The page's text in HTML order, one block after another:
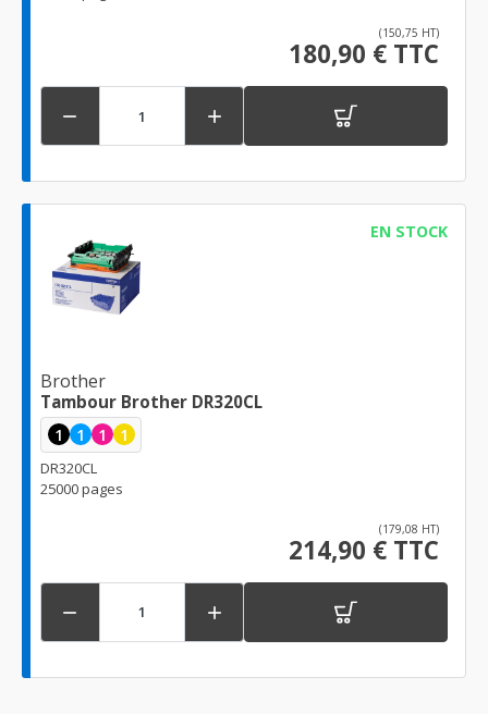
(150,75 HT)
180,90 € TTC
 
EN STOCK
Brother
Tambour Brother DR320CL
1 1 1 1
DR320CL
25000 pages
(179,08 HT)
214,90 € TTC
 